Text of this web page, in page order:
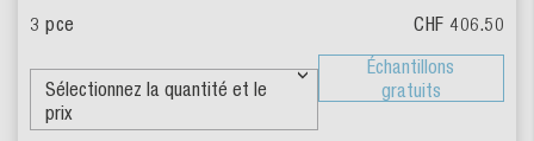
CHF 406.50
Échantillons
gratuits